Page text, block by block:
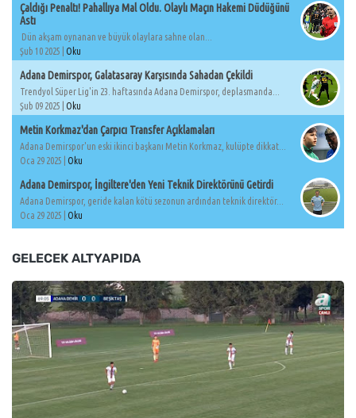
Çaldığı Penaltı! Pahallıya Mal Oldu. Olaylı Maçın Hakemi Düdüğünü
Astı
Dün akşam oynanan ve büyük olaylara sahne olan...
Şub 10 2025 | Oku
Adana Demirspor, Galatasaray Karşısında Sahadan Çekildi
Trendyol Süper Lig'in 23. haftasında Adana Demirspor, deplasmanda...
Şub 09 2025 | Oku
Metin Korkmaz'dan Çarpıcı Transfer Açıklamaları
Adana Demirspor'un eski ikinci başkanı Metin Korkmaz, kulüpte dikkat...
Oca 29 2025 | Oku
Adana Demirspor, İngiltere'den Yeni Teknik Direktörünü Getirdi
Adana Demirspor, geride kalan kötü sezonun ardından teknik direktör...
Oca 29 2025 | Oku
GELECEK ALTYAPIDA